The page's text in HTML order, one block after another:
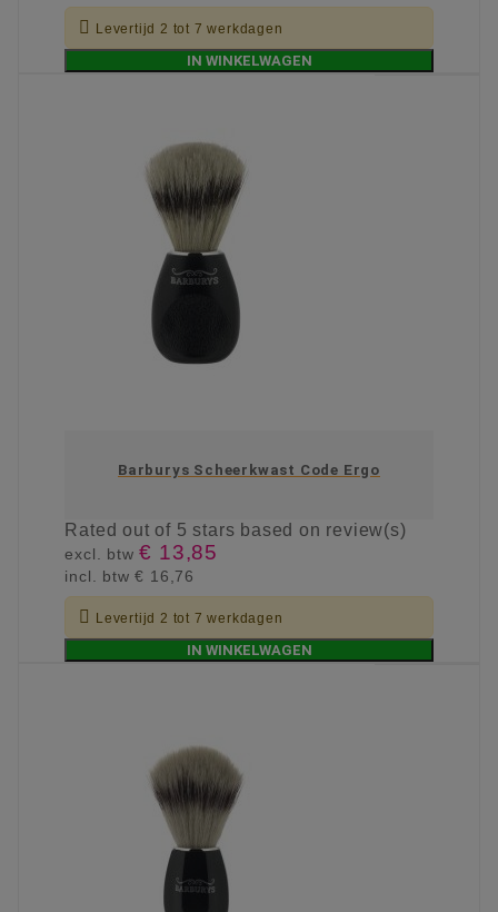
 Levertijd 2 tot 7 werkdagen
IN WINKELWAGEN
Barburys Scheerkwast Code Ergo
Ratedout of 5 stars based on review(s)
excl. btw€ 13,85
incl. btw€ 16,76
 Levertijd 2 tot 7 werkdagen
IN WINKELWAGEN